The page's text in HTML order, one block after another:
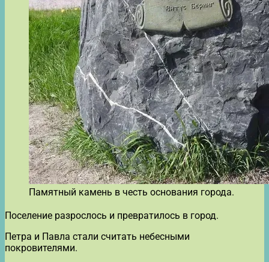
Памятный камень в честь основания города.
Поселение разрослось и превратилось в город.
Петра и Павла стали считать небесными
покровителями.